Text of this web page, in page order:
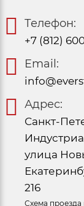
Телефон:
+7 (812)
Email:
Адрес:
Санкт-
улица
216
Схема проезда